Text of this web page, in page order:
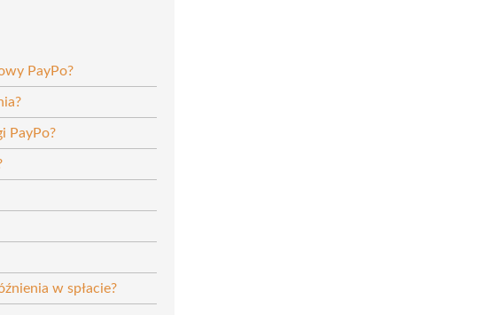
PayPo?
PayPo?
w spłacie?